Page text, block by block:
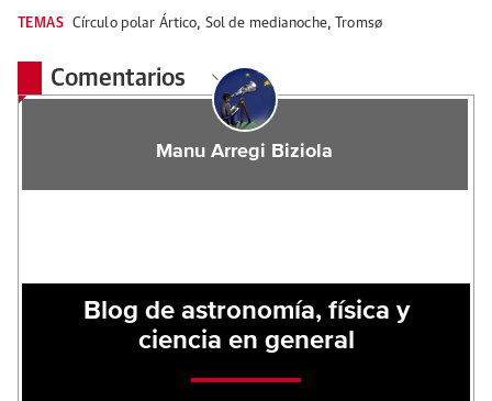
TEMAS Círculo polar Ártico, Sol de medianoche, Tromsø
Comentarios
Manu Arregi Biziola
Blog de astronomía, física y
ciencia en general